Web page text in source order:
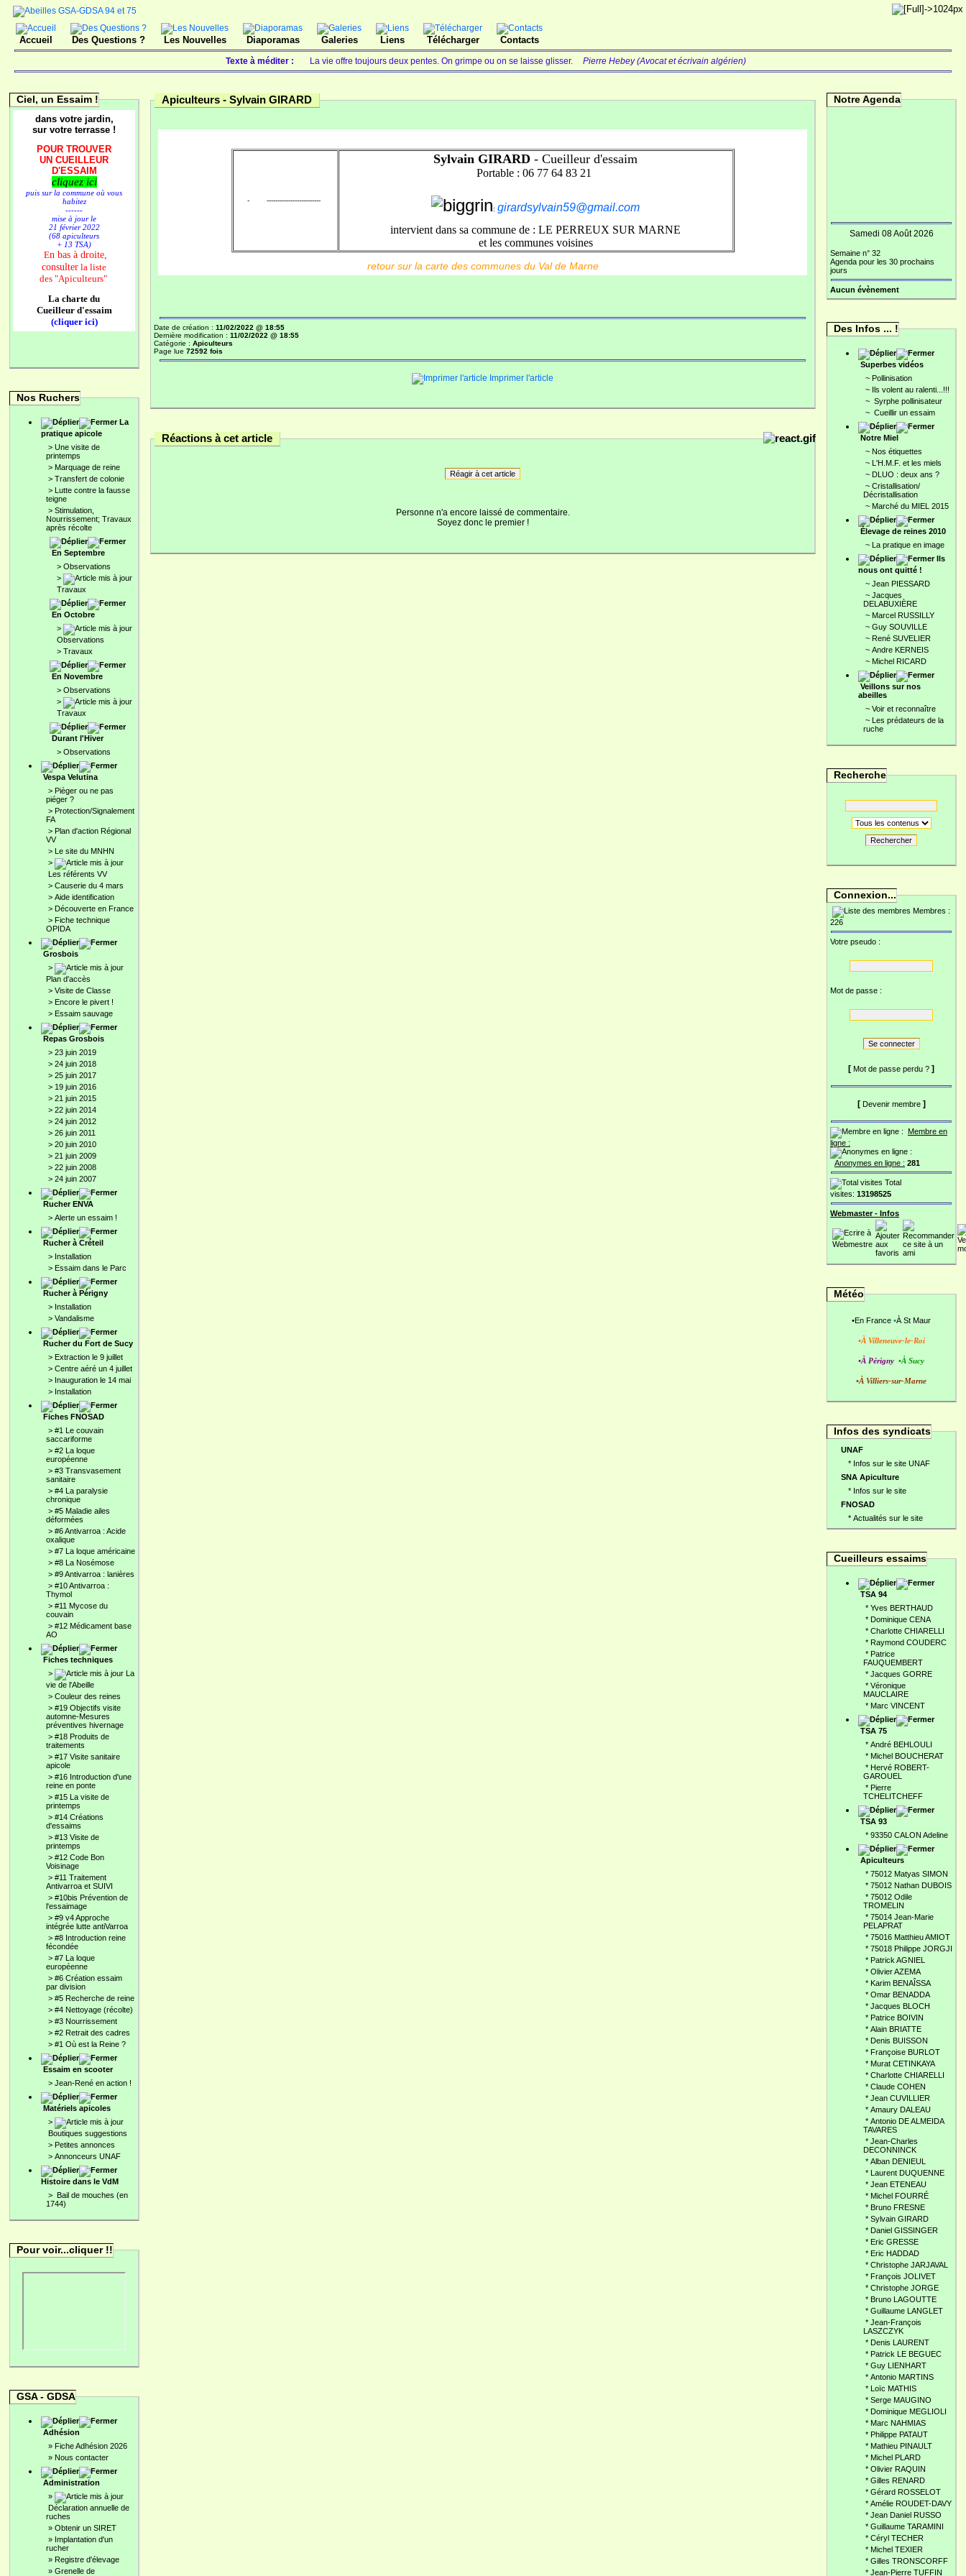
Accueil Des Questions ? Les Nouvelles Diaporamas Galeries Liens Télécharger Contacts
Texte à méditer : La vie offre toujours deux pentes. On grimpe ou on se laisse glisser. Pierre Hebey (Avocat et écrivain algérien)
Ciel, un Essaim !
dans votre jardin,
sur votre terrasse !
POUR TROUVER
UN CUEILLEUR
D'ESSAIM
cliquez ici
puis sur la commune où vous
habitez
------
mise à jour le
21 février 2022
(68 apiculteurs
+ 13 TSA)
En bas à droite,
consulter la liste
des "Apiculteurs"
La charte du
Cueilleur d'essaim
(cliquer ici)
Nos Ruchers
La
pratique apicole
> Une visite de
printemps
> Marquage de reine
> Transfert de colonie
> Lutte contre la fausse
teigne
> Stimulation,
Nourrissement; Travaux
après récolte
En Septembre
> Observations
>
Travaux
En Octobre
>
Observations
> Travaux
En Novembre
> Observations
>
Travaux
Durant l'Hiver
> Observations
Vespa Velutina
> Pièger ou ne pas
piéger ?
> Protection/Signalement
FA
> Plan d'action Régional
VV
> Le site du MNHN
>
Les référents VV
> Causerie du 4 mars
> Aide identification
> Découverte en France
> Fiche technique
OPIDA
Grosbois
>
Plan d'accès
> Visite de Classe
> Encore le pivert !
> Essaim sauvage
Repas Grosbois
> 23 juin 2019
> 24 juin 2018
> 25 juin 2017
> 19 juin 2016
> 21 juin 2015
> 22 juin 2014
> 24 juin 2012
> 26 juin 2011
> 20 juin 2010
> 21 juin 2009
> 22 juin 2008
> 24 juin 2007
Rucher ENVA
> Alerte un essaim !
Rucher à Créteil
> Installation
> Essaim dans le Parc
Rucher à Périgny
> Installation
> Vandalisme
Rucher du Fort de Sucy
> Extraction le 9 juillet
> Centre aéré un 4 juillet
> Inauguration le 14 mai
> Installation
Fiches FNOSAD
> #1 Le couvain
saccariforme
> #2 La loque
européenne
> #3 Transvasement
sanitaire
> #4 La paralysie
chronique
> #5 Maladie ailes
déformées
> #6 Antivarroa : Acide
oxalique
> #7 La loque américaine
> #8 La Nosémose
> #9 Antivarroa : lanières
> #10 Antivarroa :
Thymol
> #11 Mycose du
couvain
> #12 Médicament base
AO
Fiches techniques
>
La
vie de l'Abeille
> Couleur des reines
> #19 Objectifs visite
automne-Mesures
préventives hivernage
> #18 Produits de
traitements
> #17 Visite sanitaire
apicole
> #16 Introduction d'une
reine en ponte
> #15 La visite de
printemps
> #14 Créations
d'essaims
> #13 Visite de
printemps
> #12 Code Bon
Voisinage
> #11 Traitement
Antivarroa et SUIVI
> #10bis Prévention de
l'essaimage
> #9 v4 Approche
intégrée lutte antiVarroa
> #8 Introduction reine
fécondée
> #7 La loque
européenne
> #6 Création essaim
par division
> #5 Recherche de reine
> #4 Nettoyage (récolte)
> #3 Nourrissement
> #2 Retrait des cadres
> #1 Où est la Reine ?
Essaim en scooter
> Jean-René en action !
Matériels apicoles
>
Boutiques suggestions
> Petites annonces
> Annonceurs UNAF
Histoire dans le VdM
> Bail de mouches (en
1744)
Pour voir...cliquer !!
GSA - GDSA
Adhésion
» Fiche Adhésion 2026
» Nous contacter
Administration
»
Déclaration annuelle de
ruches
» Obtenir un SIRET
» Implantation d'un
rucher
» Registre d'élevage
» Grenelle de
Apiculteurs - Sylvain GIRARD
- -------------------------
Sylvain GIRARD - Cueilleur d'essaim
Portable : 06 77 64 83 21
: girardsylvain59@gmail.com
intervient dans sa commune de : LE PERREUX SUR MARNE
et les communes voisines
retour sur la carte des communes du Val de Marne
Date de création : 11/02/2022 @ 18:55
Dernière modification : 11/02/2022 @ 18:55
Catégorie : Apiculteurs
Page lue 72592 fois
Imprimer l'article
Réactions à cet article
Réagir à cet article
Personne n'a encore laissé de commentaire.
Soyez donc le premier !
Notre Agenda
Samedi 08 Août 2026
Semaine n° 32
Agenda pour les 30 prochains
jours
Aucun évènement
Des Infos ... !
Superbes vidéos
~ Pollinisation
~ Ils volent au ralenti...!!!
~ Syrphe pollinisateur
~ Cueillir un essaim
Notre Miel
~ Nos étiquettes
~ L'H.M.F. et les miels
~ DLUO : deux ans ?
~ Cristallisation/
Décristallisation
~ Marché du MIEL 2015
Élevage de reines 2010
~ La pratique en image
Ils
nous ont quitté !
~ Jean PIESSARD
~ Jacques
DELABUXIÈRE
~ Marcel RUSSILLY
~ Guy SOUVILLE
~ René SUVELIER
~ Andre KERNEIS
~ Michel RICARD
Veillons sur nos
abeilles
~ Voir et reconnaître
~ Les prédateurs de la
ruche
Recherche
Rechercher
Connexion...
Membres :
226
Votre pseudo :
Mot de passe :
[ Mot de passe perdu ? ]
[ Devenir membre]
Membre en
ligne :
Anonymes en ligne : 281
Total
visites: 13198525
Webmaster - Infos
Météo
•En France •À St Maur
•À Villeneuve-le-Roi
•À Périgny •À Sucy
•À Villiers-sur-Marne
Infos des syndicats
UNAF
* Infos sur le site UNAF
SNA Apiculture
* Infos sur le site
FNOSAD
* Actualités sur le site
Cueilleurs essaims
TSA 94
* Yves BERTHAUD
* Dominique CENA
* Charlotte CHIARELLI
* Raymond COUDERC
* Patrice
FAUQUEMBERT
* Jacques GORRE
* Véronique
MAUCLAIRE
* Marc VINCENT
TSA 75
* André BEHLOULI
* Michel BOUCHERAT
* Hervé ROBERT-
GAROUEL
* Pierre
TCHELITCHEFF
TSA 93
* 93350 CALON Adeline
Apiculteurs
* 75012 Matyas SIMON
* 75012 Nathan DUBOIS
* 75012 Odile
TROMELIN
* 75014 Jean-Marie
PELAPRAT
* 75016 Matthieu AMIOT
* 75018 Philippe JORGJI
* Patrick AGNIEL
* Olivier AZEMA
* Karim BENAÎSSA
* Omar BENADDA
* Jacques BLOCH
* Patrice BOIVIN
* Alain BRIATTE
* Denis BUISSON
* Françoise BURLOT
* Murat CETINKAYA
* Charlotte CHIARELLI
* Claude COHEN
* Jean CUVILLIER
* Amaury DALEAU
* Antonio DE ALMEIDA
TAVARES
* Jean-Charles
DECONNINCK
* Alban DENIEUL
* Laurent DUQUENNE
* Jean ETENEAU
* Michel FOURRÉ
* Bruno FRESNE
* Sylvain GIRARD
* Daniel GISSINGER
* Eric GRESSE
* Eric HADDAD
* Christophe JARJAVAL
* François JOLIVET
* Christophe JORGE
* Bruno LAGOUTTE
* Guillaume LANGLET
* Jean-François
LASZCZYK
* Denis LAURENT
* Patrick LE BEGUEC
* Guy LIENHART
* Antonio MARTINS
* Loïc MATHIS
* Serge MAUGINO
* Dominique MEGLIOLI
* Marc NAHMIAS
* Philippe PATAUT
* Mathieu PINAULT
* Michel PLARD
* Olivier RAQUIN
* Gilles RENARD
* Gérard ROSSELOT
* Amélie ROUDET-DAVY
* Jean Daniel RUSSO
* Guillaume TARAMINI
* Céryl TECHER
* Michel TEXIER
* Gilles TRONSCORFF
* Jean-Pierre TUFFIN